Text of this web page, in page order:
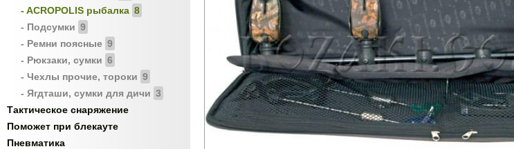
- ACROPOLIS рыбалка 8
- Подсумки 9
- Ремни поясные 9
- Рюкзаки, сумки 6
- Чехлы прочие, тороки 9
- Ягдташи, сумки для дичи 3
Тактическое снаряжение
Поможет при блекауте
Пневматика